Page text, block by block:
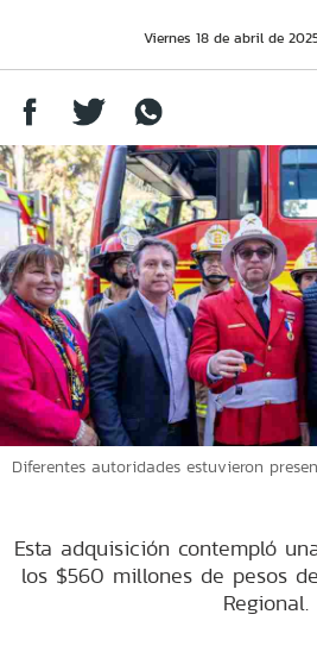
Viernes 18 de abril de
Diferentes autoridades estuvieron
Esta adquisición contempló
los $560 millones de pesos
Regional.